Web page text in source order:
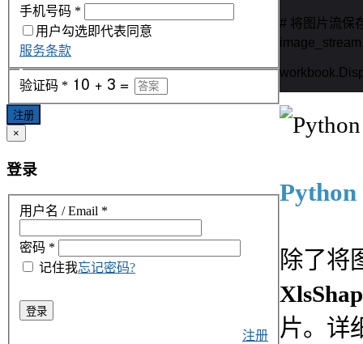
# 将图片流保
除了将
片。详
手机号码 *
用户勾选即代表同意
服务条款
验证码 *
注册
×
登录
用户名 / Email *
密码 *
记住我忘记密码?
登录
注册